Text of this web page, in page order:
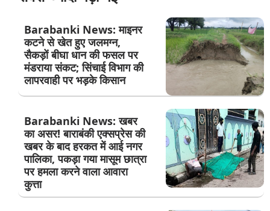
Barabanki News: माइनर
कटने से खेत हुए जलमग्न,
सैकड़ों बीघा धान की फसल पर
मंडराया संकट; सिंचाई विभाग की
लापरवाही पर भड़के किसान
Barabanki News: खबर
का असर! बाराबंकी एक्सप्रेस की
खबर के बाद हरकत में आई नगर
पालिका, पकड़ा गया मासूम छात्रा
पर हमला करने वाला आवारा
कुत्ता